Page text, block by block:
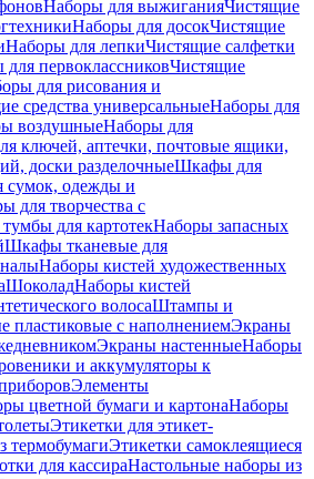
Наборы для выжиганияЧистящие
Наборы для досокЧистящие
Наборы для лепкиЧистящие салфетки
первоклассниковЧистящие
для рисования и
средства универсальныеНаборы для
воздушныеНаборы для
ключей, аптечки, почтовые ящики,
доски разделочныеШкафы для
одежды и
для творчества с
для картотекНаборы запасных
Шкафы тканевые для
Наборы кистей художественных
ШоколадНаборы кистей
волосаШтампы и
пластиковые с наполнениемЭкраны
Экраны настенныеНаборы
и аккумуляторы к
Элементы
цветной бумаги и картонаНаборы
Этикетки для этикет-
термобумагиЭтикетки самоклеящиеся
для кассираНастольные наборы из